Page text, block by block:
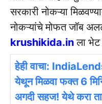
सरकारी नोकऱ्या
नोकऱ्यांचे मोफत जॉब
krushikida.inला
हेही वाचा:
येथून मिळवा फक्त 6
अगदी सहज! येथे करा